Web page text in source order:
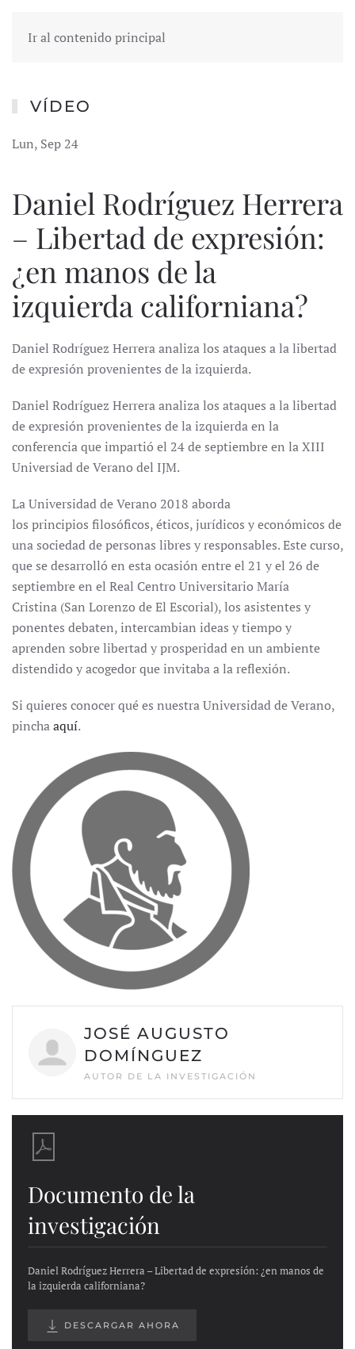
Ir al contenido principal
VÍDEO
Lun, Sep 24
Daniel Rodríguez Herrera
– Libertad de expresión:
¿en manos de la
izquierda californiana?
Daniel Rodríguez Herrera analiza los ataques a la libertad
de expresión provenientes de la izquierda.
Daniel Rodríguez Herrera analiza los ataques a la libertad
de expresión provenientes de la izquierda en la
conferencia que impartió el 24 de septiembre en la XIII
Universiad de Verano del IJM.
La Universidad de Verano 2018 aborda
los principios filosóficos, éticos, jurídicos y económicos de
una sociedad de personas libres y responsables. Este curso,
que se desarrolló en esta ocasión entre el 21 y el 26 de
septiembre en el Real Centro Universitario María
Cristina (San Lorenzo de El Escorial), los asistentes y
ponentes debaten, intercambian ideas y tiempo y
aprenden sobre libertad y prosperidad en un ambiente
distendido y acogedor que invitaba a la reflexión.
Si quieres conocer qué es nuestra Universidad de Verano,
pinchaaquí.
JOSÉ AUGUSTO
DOMÍNGUEZ
AUTOR DE LA INVESTIGACIÓN
Documento de la
investigación
Daniel Rodríguez Herrera – Libertad de expresión: ¿en manos de
la izquierda californiana?
DESCARGAR AHORA